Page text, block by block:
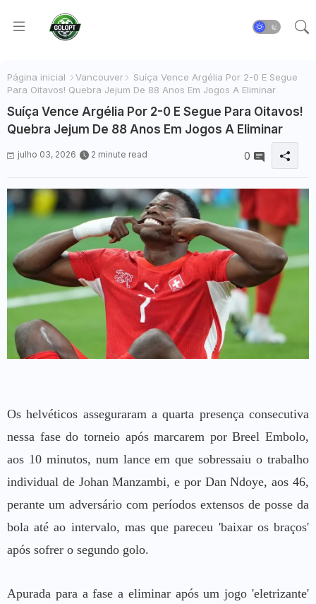
Página inicial Vancouver
Suíça Vence Argélia Por 2-0 E Segue
Para Oitavos! Quebra Jejum De 88 Anos Em Jogos A Eliminar
Suíça Vence Argélia Por 2-0 E Segue Para Oitavos!
Quebra Jejum De 88 Anos Em Jogos A Eliminar
julho 03, 2026 2 minute read 0
Os helvéticos asseguraram a quarta presença consecutiva
nessa fase do torneio após marcarem por Breel Embolo,
aos 10 minutos, num lance em que sobressaiu o trabalho
individual de Johan Manzambi, e por Dan Ndoye, aos 46,
perante um adversário com períodos extensos de posse da
bola até ao intervalo, mas que pareceu 'baixar os braços'
após sofrer o segundo golo.
Apurada para a fase a eliminar após um jogo 'eletrizante'